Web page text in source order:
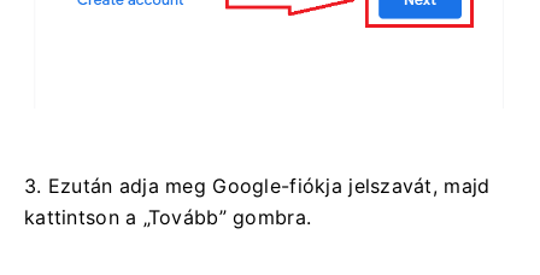
3. Ezután adja meg Google-fiókja jelszavát, majd
kattintson a „Tovább” gombra.